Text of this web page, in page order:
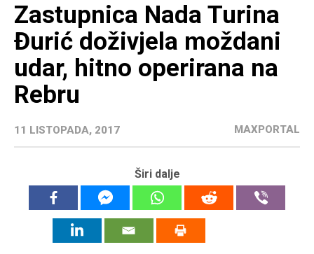
Zastupnica Nada Turina
Đurić doživjela moždani
udar, hitno operirana na
Rebru
11 LISTOPADA, 2017 MAXPORTAL
Širi dalje